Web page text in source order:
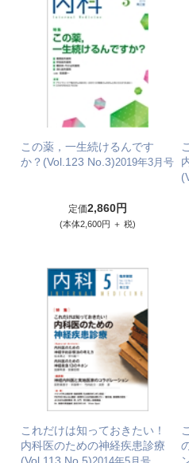
この薬，一生続けるんです
か？(Vol.123 No.3)2019年3月号
定価2,860円
(本体2,600円 ＋ 税)
これだけは知っておきたい！
内科医のための神経疾患診療